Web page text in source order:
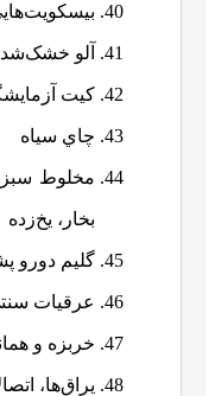
آلو
کیت
چاي سياه
مخلوط
بخار، یخ‌زده
گليم دورو
عرقیات
خربزه و
یراق‌ها،